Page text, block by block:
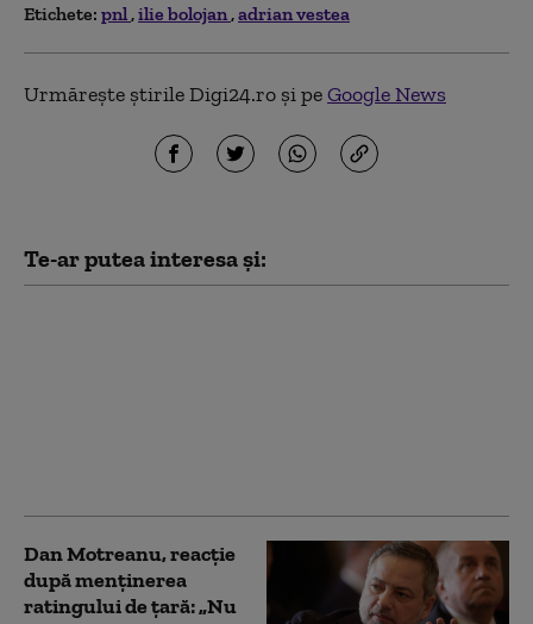
Etichete: pnl ilie bolojan adrian vestea
Urmărește știrile Digi24.ro și peGoogle News
Te-ar putea interesa și:
Dan Motreanu, reacție
după menținerea
ratingului de țară: „Nu